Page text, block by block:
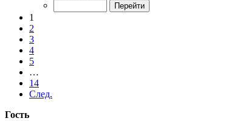
1
2
3
4
5
…
14
След.
Гость